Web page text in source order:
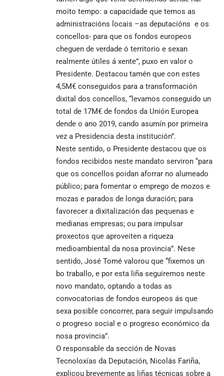
moito tempo: a capacidade que temos as
administracións locais –as deputacións e os
concellos- para que os fondos europeos
cheguen de verdade ó territorio e sexan
realmente útiles á xente”, puxo en valor o
Presidente. Destacou tamén que con estes
4,5M€ conseguidos para a transformación
dixital dos concellos, “levamos conseguido un
total de 17M€ de fondos da Unión Europea
dende o ano 2019, cando asumín por primeira
vez a Presidencia desta institución”.
Neste sentido, o Presidente destacou que os
fondos recibidos neste mandato serviron “para
que os concellos poidan aforrar no alumeado
público; para fomentar o emprego de mozos e
mozas e parados de longa duración; para
favorecer a dixitalización das pequenas e
medianas empresas; ou para impulsar
proxectos que aproveiten a riqueza
medioambiental da nosa provincia”. Nese
sentido, José Tomé valorou que “fixemos un
bo traballo, e por esta liña seguiremos neste
novo mandato, optando a todas as
convocatorias de fondos europeos ás que
sexa posible concorrer, para seguir impulsando
o progreso social e o progreso económico da
nosa provincia”.
O responsable da sección de Novas
Tecnoloxías da Deputación, Nicolás Fariña,
explicou brevemente as liñas técnicas sobre a